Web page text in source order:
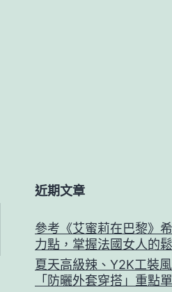
近期文章
參考《艾蜜莉在巴黎》
力點，掌握法國女人的
夏天高級辣、Y2K工裝
「防曬外套穿搭」重點